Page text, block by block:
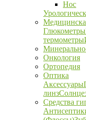
Нос
Глюкометры
термометры
Онкология
Ортопедия
Оптика
Аксессуары
линз
Средства